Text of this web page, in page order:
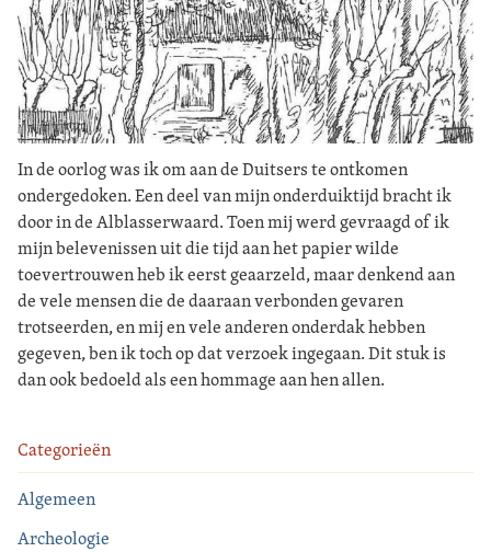
In de oorlog was ik om aan de Duitsers te ontkomen
ondergedoken. Een deel van mijn onderduiktijd bracht ik
door in de Alblasserwaard. Toen mij werd gevraagd of ik
mijn belevenissen uit die tijd aan het papier wilde
toevertrouwen heb ik eerst geaarzeld, maar denkend aan
de vele mensen die de daaraan verbonden gevaren
trotseerden, en mij en vele anderen onderdak hebben
gegeven, ben ik toch op dat verzoek ingegaan. Dit stuk is
dan ook bedoeld als een hommage aan hen allen.
Categorieën
Algemeen
Archeologie